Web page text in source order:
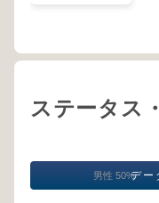
ステータス
デー
男性 50%